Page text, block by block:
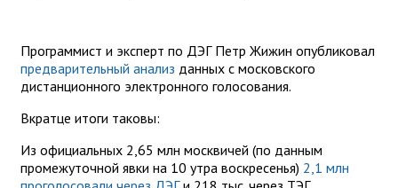
Программист и эксперт по ДЭГ Петр Жижин опубликовал
предварительный анализ данных с московского
дистанционного электронного голосования.
Вкратце итоги таковы:
Из официальных 2,65 млн москвичей (по данным
промежуточной явки на 10 утра воскресенья) 2,1 млн